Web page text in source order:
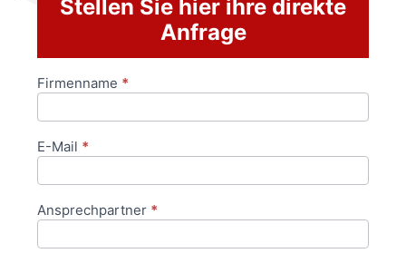
Stellen Sie hier ihre direkte
Anfrage
Anfrageformular
Firmenname *
E-Mail *
Ansprechpartner *